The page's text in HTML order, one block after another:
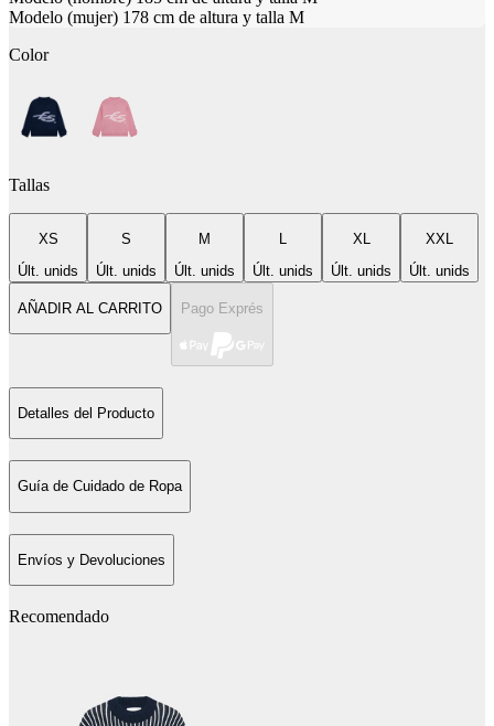
Modelo (mujer) 178 cm de altura y talla M
Color
Tallas
XS
Últ. unids
S
Últ. unids
M
Últ. unids
L
Últ. unids
XL
Últ. unids
XXL
Últ. unids
AÑADIR AL CARRITO Pago Exprés
Detalles del Producto
Guía de Cuidado de Ropa
Envíos y Devoluciones
Recomendado